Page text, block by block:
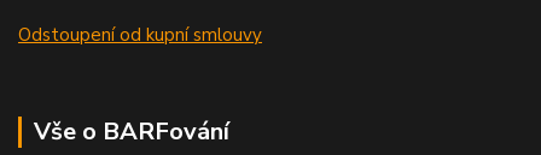
Odstoupení od kupní smlouvy
Vše o BARFování